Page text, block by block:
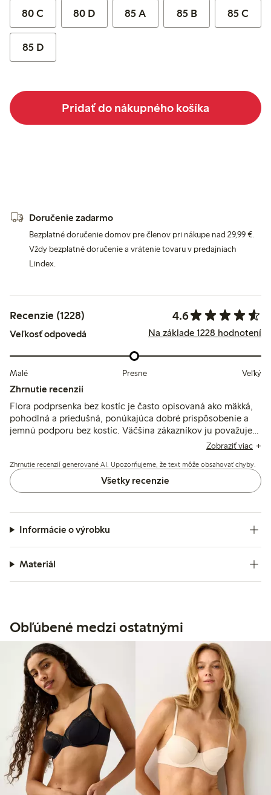
80 C 80 D 85 A 85 B 85 C
85 D
Pridať do nákupného košíka
Doručenie zadarmo
Bezplatné doručenie domov pre členov pri nákupe nad 29,99 €.
Vždy bezplatné doručenie a vrátenie tovaru v predajniach
Lindex.
Recenzie (1228) 4.6
Veľkosť odpovedá Na základe 1228 hodnotení
Malé Presne Veľký
Zhrnutie recenzií
Flora podprsenka bez kostíc je často opisovaná ako mäkká,
pohodlná a priedušná, ponúkajúca dobré prispôsobenie a
jemnú podporu bez kostíc. Väčšina zákazníkov ju považuje
za vernú veľkosti s odolnými materiálmi, hoci niektorí
pevnejšie obvody alebo odchýlky v tvare a farbe košíčkov.
Zobraziť viac
Zhrnutie recenzií generované AI. Upozorňujeme, že text môže obsahovať chyby.
Všetky recenzie
Informácie o výrobku
Materiál
Obľúbené medzi ostatnými